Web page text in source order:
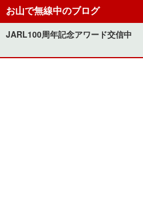
お山で無線中のブログ
JARL100周年記念アワード交信中